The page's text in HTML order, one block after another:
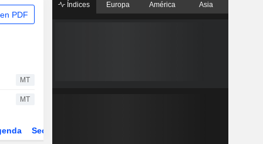
PDF
MT
MT
Sector
Índices Europa América Asia